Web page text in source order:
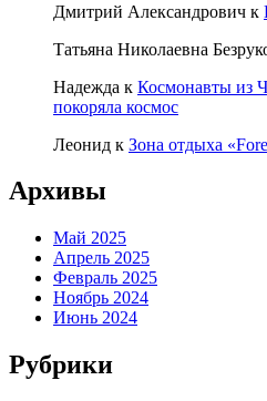
Дмитрий Александрович к
Татьяна Николаевна
Надежда к Космонавты из
покоряла космос
Леонид к Зона отдыха
Архивы
Май 2025
Апрель 2025
Февраль 2025
Ноябрь 2024
Июнь 2024
Рубрики